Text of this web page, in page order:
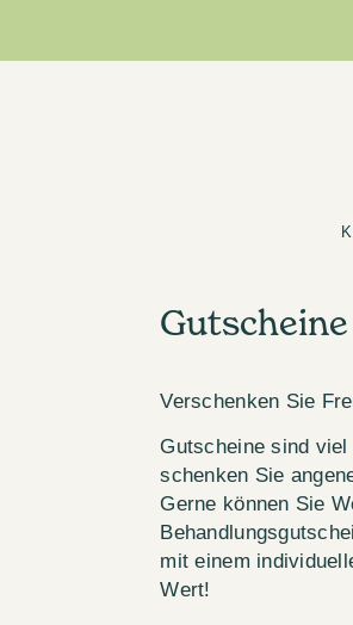
Gutscheine
Verschenken Sie
Gutscheine sind
schenken Sie
Gerne können Sie
mit einem
Wert!